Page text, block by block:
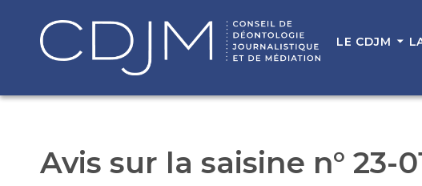
LE CDJM
Avis sur la saisine n° 23-